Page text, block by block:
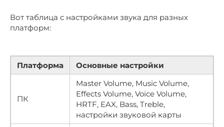
Вот таблица с настройками звука для разных
платформ:
Платформа Основные настройки
ПК
Master Volume, Music Volume,
Effects Volume, Voice Volume,
HRTF, EAX, Bass, Treble,
настройки звуковой карты